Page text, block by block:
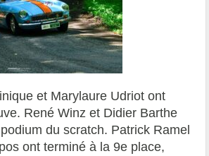
et Marylaure Udriot ont
René Winz et Didier Barthe
du scratch. Patrick Ramel
ont terminé à la 9e place,